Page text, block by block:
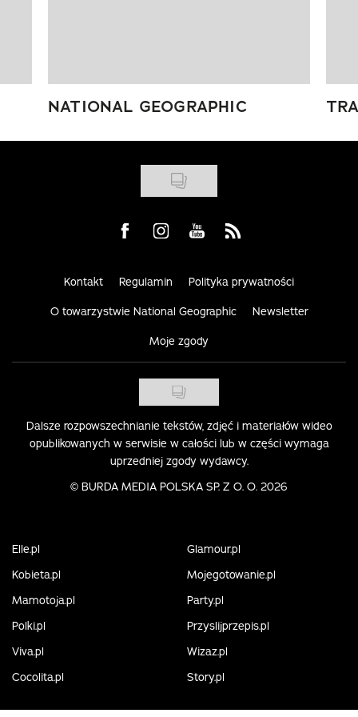
NATIONAL GEOGRAPHIC
Visit us on Facebook
Visit us on Instagram
Visit us on Youtube
Visit us on Rss
Kontakt Regulamin Polityka prywatności
O towarzystwie National Geographic Newsletter
Moje zgody
Dalsze rozpowszechnianie tekstów, zdjęć i materiałów wideo
opublikowanych w serwisie w całości lub w części wymaga
uprzedniej zgody wydawcy.
© BURDA MEDIA POLSKA SP. Z O. O. 2026
Elle.pl
Glamour.pl
Kobieta.pl
Mojegotowanie.pl
Mamotoja.pl
Party.pl
Polki.pl
Przyslijprzepis.pl
Viva.pl
Wizaz.pl
Cocolita.pl
Story.pl